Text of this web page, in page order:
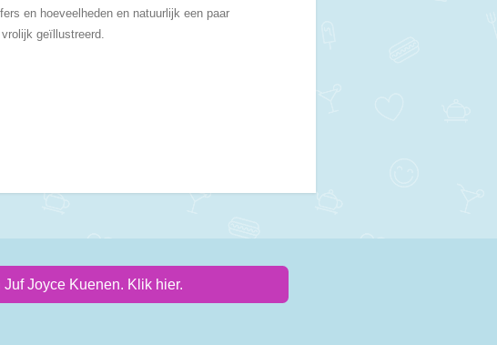
en hoeveelheden en natuurlijk een paar
geïllustreerd.
Joyce Kuenen. Klik hier.